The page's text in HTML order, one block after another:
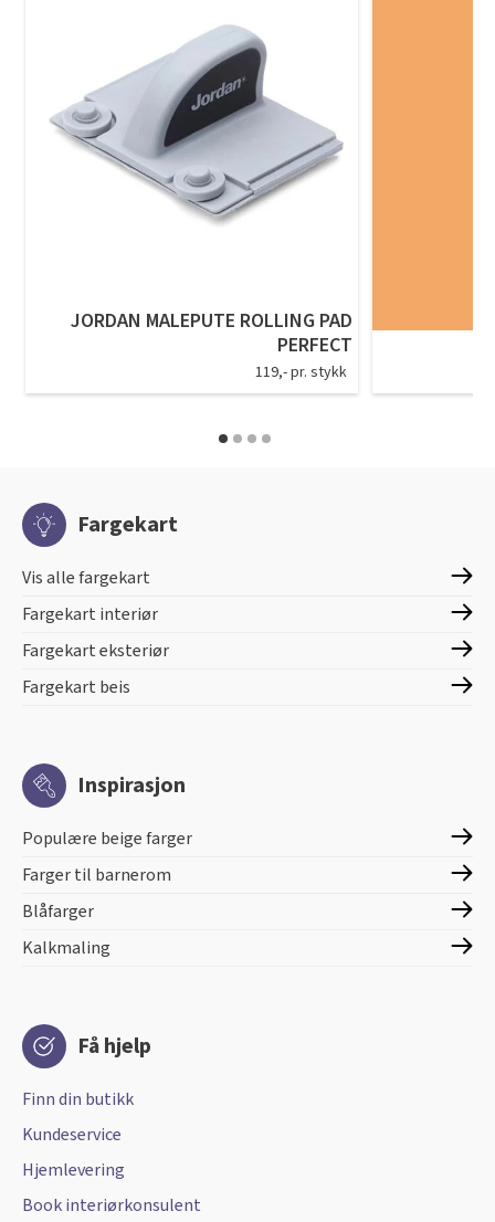
JORDAN MALEPUTE ROLLING PAD
PERFECT
119,- pr. stykk
Fargekart
Vis alle fargekart
Fargekart interiør
Fargekart eksteriør
Fargekart beis
Inspirasjon
Populære beige farger
Farger til barnerom
Blåfarger
Kalkmaling
Få hjelp
Finn din butikk
Kundeservice
Hjemlevering
Book interiørkonsulent